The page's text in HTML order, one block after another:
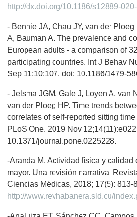
http://dx.doi.org/10.1186/s12889-
- Bennie JA, Chau JY, van der Ploeg
A, Bauman A. The prevalence and
European adults - a comparison of
participating countries. Int J Behav
Sep 11;10:107. doi: 10.1186/1479-
- Jelsma JGM, Gale J, Loyen A, van
van der Ploeg HP. Time trends
correlates of self-reported sitting
PLoS One. 2019 Nov
10.1371/journal.pone.0225228.
-Aranda M. Actividad física y calidad
mayor. Una revisión narrativa.
Ciencias Médicas, 2018; 17(5): 813-
http://www.revhabanera.sld.cu/index.php/